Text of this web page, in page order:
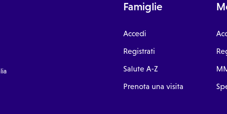
Famiglie
Accedi
Registrati
Salute A-Z
Prenota una visita